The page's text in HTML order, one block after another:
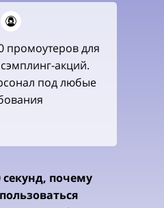
секунд, почему
промоутеров для
акций.
под любые